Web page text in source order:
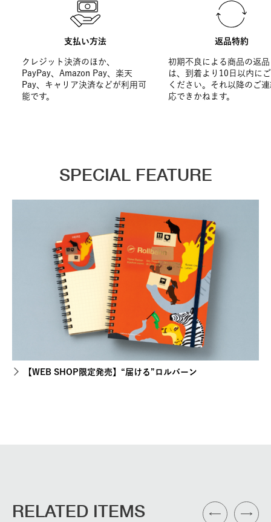
支払い方法
クレジット決済のほか、
PayPay、Amazon Pay、楽天
Pay、キャリア決済などが利用可
能です。
返品特約
初期不良による商品の返
は、到着より10日以内に
ください。それ以降のご
応できかねます。
SPECIAL FEATURE
【WEB SHOP限定発売】“届ける”ロルバーン
RELATED ITEMS